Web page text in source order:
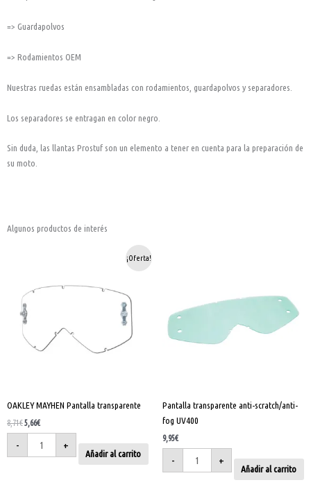
=> Guardapolvos
=> Rodamientos OEM
Nuestras ruedas están ensambladas con rodamientos, guardapolvos y separadores.
Los separadores se entragan en color negro.
Sin duda, las llantas Prostuf son un elemento a tener en cuenta para la preparación de
su moto.
Algunos productos de interés
¡Oferta!
OAKLEY MAYHEN Pantalla transparente
8,71€
8,71€.
5,66€
es:
-
cantidad
+
Añadir al carrito
Pantalla transparente anti-scratch/anti-
fog UV400
9,95€
-
cantidad
+
Añadir al carrito